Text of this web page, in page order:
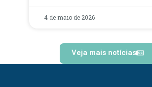
4 de maio de 2026
Veja mais notícias